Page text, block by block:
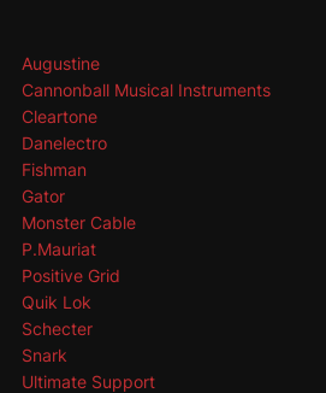
Augustine
Cannonball Musical Instruments
Cleartone
Danelectro
Fishman
Gator
Monster Cable
P.Mauriat
Positive Grid
Quik Lok
Schecter
Snark
Ultimate Support